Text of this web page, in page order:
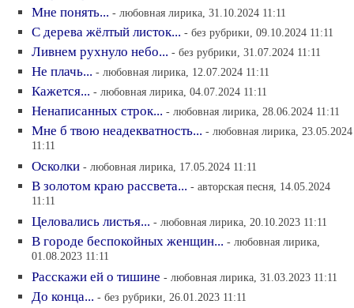
Мне понять... - любовная лирика, 31.10.2024 11:11
С дерева жёлтый листок... - без рубрики, 09.10.2024 11:11
Ливнем рухнуло небо... - без рубрики, 31.07.2024 11:11
Не плачь... - любовная лирика, 12.07.2024 11:11
Кажется... - любовная лирика, 04.07.2024 11:11
Ненаписанных строк... - любовная лирика, 28.06.2024 11:11
Мне б твою неадекватность... - любовная лирика, 23.05.2024
11:11
Осколки - любовная лирика, 17.05.2024 11:11
В золотом краю рассвета... - авторская песня, 14.05.2024
11:11
Целовались листья... - любовная лирика, 20.10.2023 11:11
В городе беспокойных женщин... - любовная лирика,
01.08.2023 11:11
Расскажи ей о тишине - любовная лирика, 31.03.2023 11:11
До конца... - без рубрики, 26.01.2023 11:11